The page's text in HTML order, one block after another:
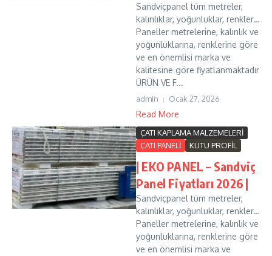
Sandviçpanel tüm metreler,
kalınlıklar, yoğunluklar, renkler…
Paneller metrelerine, kalınlık ve
yoğunluklarına, renklerine göre
ve en önemlisi marka ve
kalitesine göre fiyatlanmaktadır
ÜRÜN VE F...
admin Ocak 27, 2026
Read More
ÇATI KAPLAMA MALZEMELERİ
ÇATI PANELİ
KUTU PROFİL
| EKO PANEL – Sandviç
Panel Fiyatları 2026 |
Sandviçpanel tüm metreler,
kalınlıklar, yoğunluklar, renkler…
Paneller metrelerine, kalınlık ve
yoğunluklarına, renklerine göre
ve en önemlisi marka ve